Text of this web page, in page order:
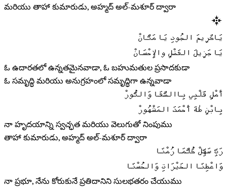
మరియు తాహా కుమారుడు, అహ్మద్ అల్-మశూర్ ద్వారా
يَاكَرِيمَ الجُودِ يَا مَنَّانْ
يَا جَزِيلَ الفَضْلِ والإِحْسَانْ
ఓ ఉదారతలో ఉన్నతమైనవాడా, ఓ బహుమతుల ప్రసాదకుడా
ఓ సమృద్ధి మరియు అనుగ్రహంలో సమృద్ధిగా ఉన్నవాడా
أَمْلِ قَلْبِي بِاالصَّفَا وَالنُّورْ
بِابْنِ طٰهَ أَحْمَدَ المَشْهُورْ
నా హృదయాన్ని స్వచ్ఛత మరియు వెలుగుతో నింపుము
తాహా కుమారుడు, అహ్మద్ అల్-మశూర్ ద్వారా
رَبِّ سَهِّلْ كُلَّمَا رُمْنَا
وَاعْطِنَا الخَيْرَاتِ وَالحُسْنَا
నా ప్రభూ, నేను కోరుకునే ప్రతిదానిని సులభతరం చేయుము